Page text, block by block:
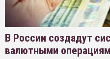
В России создадут
валютными